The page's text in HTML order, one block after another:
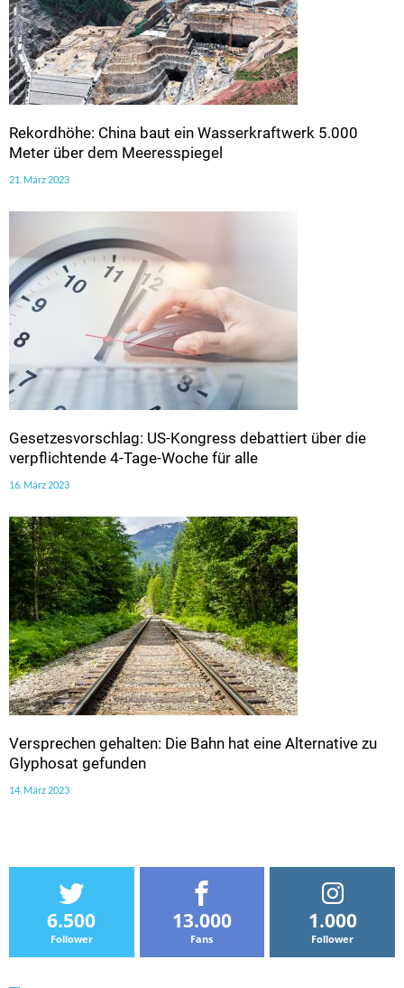
Rekordhöhe: China baut ein Wasserkraftwerk 5.000
Meter über dem Meeresspiegel
21. März 2023
Gesetzesvorschlag: US-Kongress debattiert über die
verpflichtende 4-Tage-Woche für alle
16. März 2023
Versprechen gehalten: Die Bahn hat eine Alternative zu
Glyphosat gefunden
14. März 2023
6.500
Follower
13.000
Fans
1.000
Follower